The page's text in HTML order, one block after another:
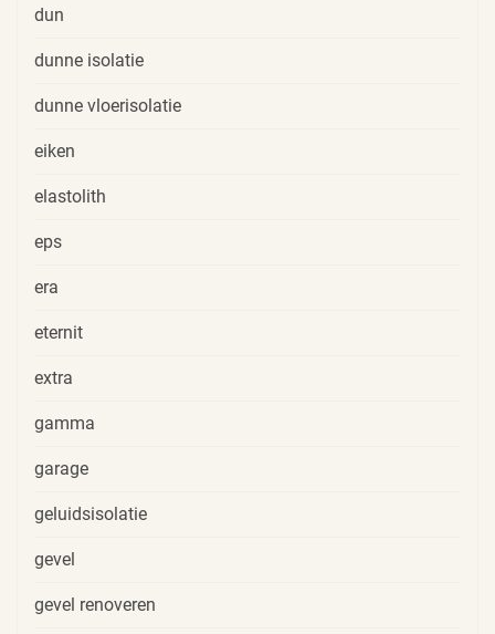
dun
dunne isolatie
dunne vloerisolatie
eiken
elastolith
eps
era
eternit
extra
gamma
garage
geluidsisolatie
gevel
gevel renoveren